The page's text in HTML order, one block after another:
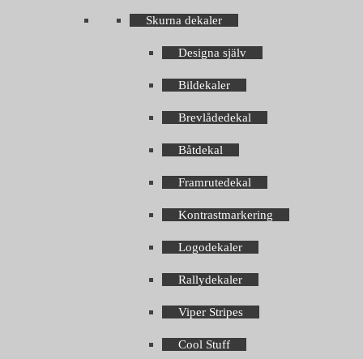
Skurna dekaler
Designa själv
Bildekaler
Brevlådedekal
Båtdekal
Framrutedekal
Kontrastmarkering
Logodekaler
Rallydekaler
Viper Stripes
Cool Stuff